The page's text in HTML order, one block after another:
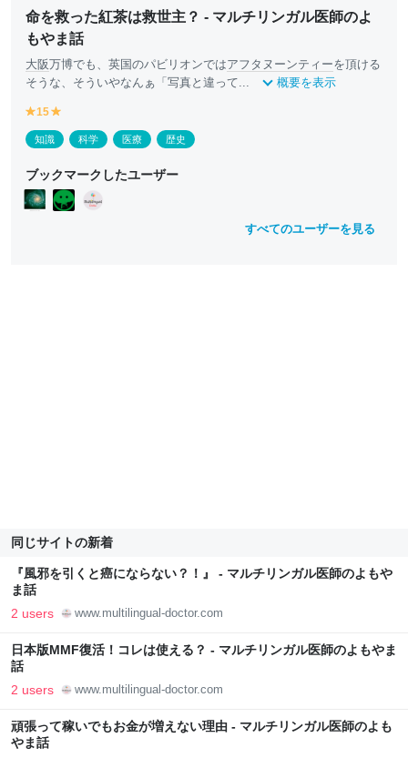
命を救った紅茶は救世主？ - マルチリンガル医師のよ
もやま話
大阪万博でも、英国のパビリオンではアフタヌーンティーを頂ける
そうな、そういやなんぁ「写真と違って...
概要を表示
y
e
ll
w
15
e
ll
w
知識 科学 医療 歴史
ブックマークしたユーザー
すべてのユーザーを見る
同じサイトの新着
『風邪を引くと癌にならない？！』 - マルチリンガル医師のよもや
ま話
2 users www.multilingual-doctor.com
日本版MMF復活！コレは使える？ - マルチリンガル医師のよもやま
話
2 users www.multilingual-doctor.com
頑張って稼いでもお金が増えない理由 - マルチリンガル医師のよも
やま話